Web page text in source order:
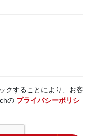
クすることにより、お客
の プライバシーポリシ